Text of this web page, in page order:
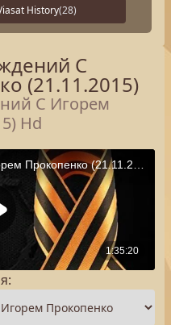
History(28)
С
(21.11.2015)
С Игорем
Hd